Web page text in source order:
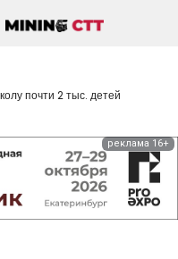
почти 2 тыс. детей
реклама 16+